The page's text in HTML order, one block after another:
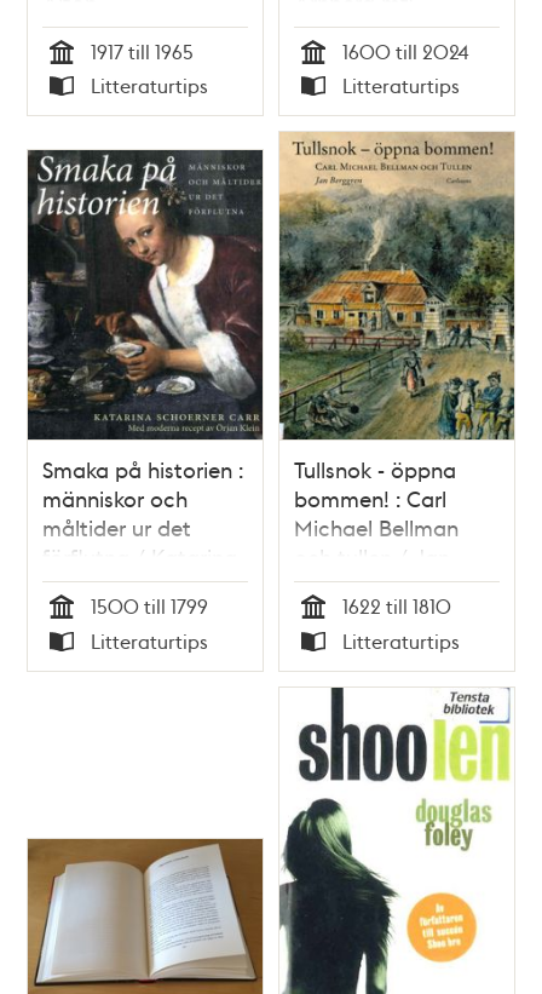
Tid
1917 till 1965
Typ
Litteraturtips Tid
1600 till 2024
Typ
Litteraturtips
Smaka på historien :
människor och
måltider ur det
förflutna / Katarina
Schoerner Carr
Tid
1500 till 1799
Typ
Litteraturtips
Tullsnok - öppna
bommen! : Carl
Michael Bellman
och tullen / Jan
Berggren
Tid
1622 till 1810
Typ
Litteraturtips